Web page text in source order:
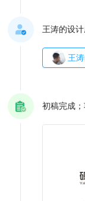
王涛的设
王涛
初稿完成